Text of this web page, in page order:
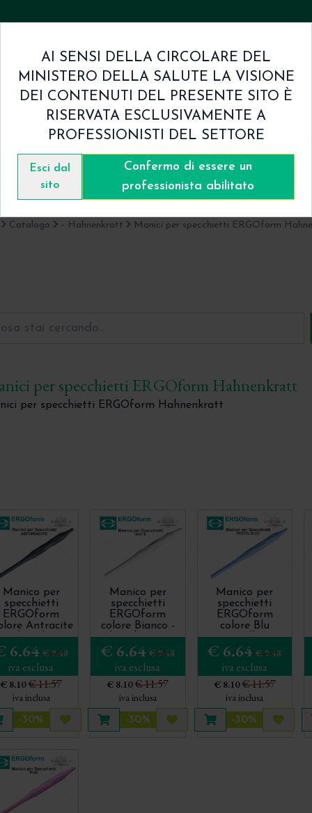
& CondizioniContatti
Catalogo
Catalogo - Hahnenkratt Manici per specchietti ERGOform
Manico per
specchietti
ERGOform
Antracite
Hahnenkratt
546
6.64 € 9.48
iva esclusa
€ 8.10€ 11.57
iva inclusa
al carrello
-30%
Acquista più tardi
Manico per
specchietti
ERGOform
colore Bianco -
Hahnenkratt 540
€ 6.64 € 9.48
iva esclusa
€ 8.10€ 11.57
iva inclusa
Aggiungi al carrello
-30%
Acquista più tardi
Manico per
specchietti
ERGOform
colore Blu
Pastello -
Hahnenkratt 542
€ 6.64 € 9.48
iva esclusa
€ 8.10€ 11.57
iva inclusa
Aggiungi al carrello
-30%
per specchietti ERGOform Hahnenkratt
per specchietti ERGOform Hahnenkratt
AI SENSI DELLA CIRCOLARE DEL
MINISTERO DELLA SALUTE LA VISIONE
DEI CONTENUTI DEL PRESENTE SITO È
RISERVATA ESCLUSIVAMENTE A
PROFESSIONISTI DEL SETTORE
Esci dal
sito
Confermo di essere un
professionista abilitato